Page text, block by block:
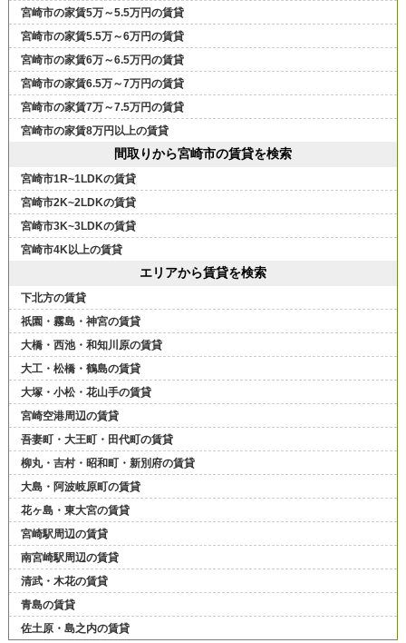
宮崎市の家賃5万～5.5万円の賃貸
宮崎市の家賃5.5万～6万円の賃貸
宮崎市の家賃6万～6.5万円の賃貸
宮崎市の家賃6.5万～7万円の賃貸
宮崎市の家賃7万～7.5万円の賃貸
宮崎市の家賃8万円以上の賃貸
間取りから宮崎市の賃貸を検索
宮崎市1R~1LDKの賃貸
宮崎市2K~2LDKの賃貸
宮崎市3K~3LDKの賃貸
宮崎市4K以上の賃貸
エリアから賃貸を検索
下北方の賃貸
祇園・霧島・神宮の賃貸
大橋・西池・和知川原の賃貸
大工・松橋・鶴島の賃貸
大塚・小松・花山手の賃貸
宮崎空港周辺の賃貸
吾妻町・大王町・田代町の賃貸
柳丸・吉村・昭和町・新別府の賃貸
大島・阿波岐原町の賃貸
花ヶ島・東大宮の賃貸
宮崎駅周辺の賃貸
南宮崎駅周辺の賃貸
清武・木花の賃貸
青島の賃貸
佐土原・島之内の賃貸